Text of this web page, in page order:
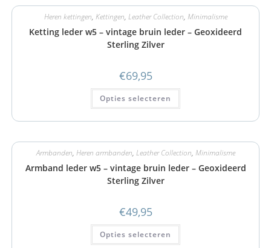
Heren kettingen, Kettingen, Leather Collection, Minimalisme
Ketting leder w5 – vintage bruin leder – Geoxideerd
Sterling Zilver
€69,95
Opties selecteren
Armbanden, Heren armbanden, Leather Collection, Minimalisme
Armband leder w5 – vintage bruin leder – Geoxideerd
Sterling Zilver
€49,95
Opties selecteren